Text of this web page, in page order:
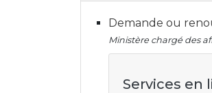
Demande ou
Ministère chargé des
Services en